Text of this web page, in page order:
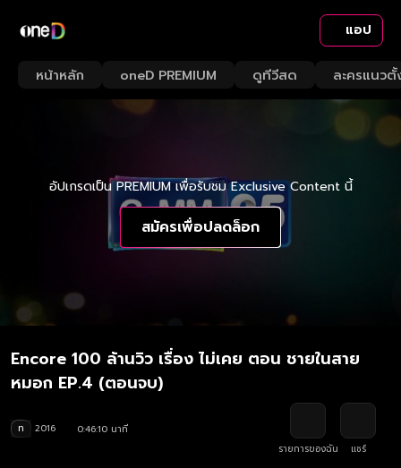
แอป
หน้าหลัก oneD PREMIUM ดูทีวีสด ละครแนวตั้
อัปเกรดเป็น PREMIUM เพื่อรับชม Exclusive Content นี้
สมัครเพื่อปลดล็อก
Encore 100 ล้านวิว เรื่อง ไม่เคย ตอน ชายในสาย
หมอก EP.4 (ตอนจบ)
ท 2016
0:46:10 นาที
รายการของฉัน
แชร์